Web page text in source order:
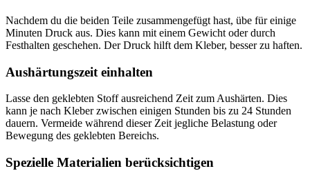
Nachdem du die beiden Teile zusammengefügt hast, übe für einige
Minuten Druck aus. Dies kann mit einem Gewicht oder durch
Festhalten geschehen. Der Druck hilft dem Kleber, besser zu haften.
Aushärtungszeit einhalten
Lasse den geklebten Stoff ausreichend Zeit zum Aushärten. Dies
kann je nach Kleber zwischen einigen Stunden bis zu 24 Stunden
dauern. Vermeide während dieser Zeit jegliche Belastung oder
Bewegung des geklebten Bereichs.
Spezielle Materialien berücksichtigen